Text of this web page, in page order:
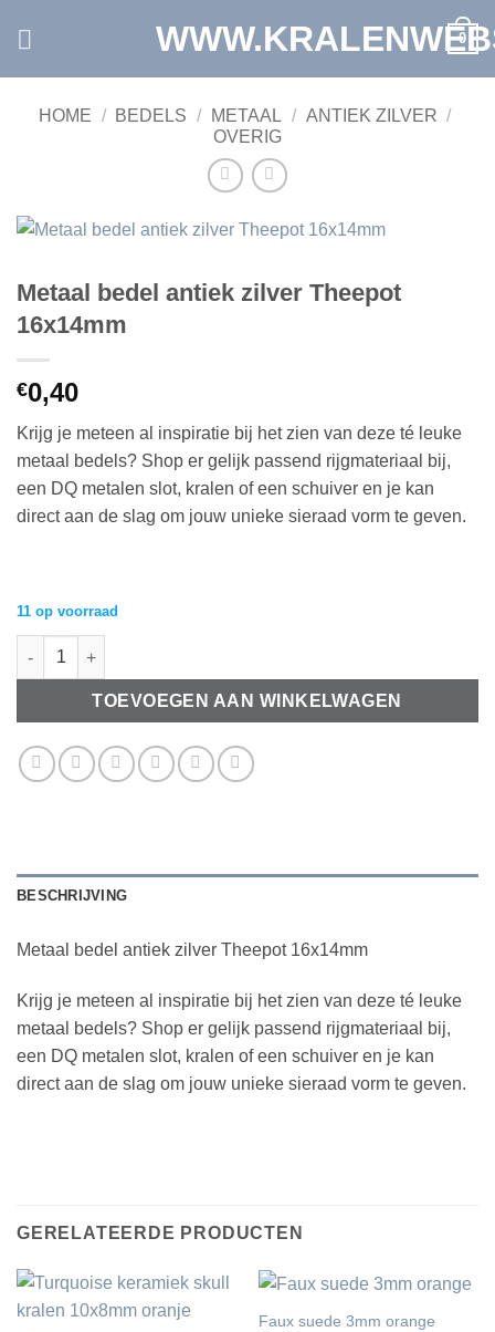
0
HOME / BEDELS / METAAL / ANTIEK ZILVER /
OVERIG
Metaal bedel antiek zilver Theepot
16x14mm
€0,40
Krijg je meteen al inspiratie bij het zien van deze té leuke
metaal bedels? Shop er gelijk passend rijgmateriaal bij,
een DQ metalen slot, kralen of een schuiver en je kan
direct aan de slag om jouw unieke sieraad vorm te geven.
11 op voorraad
Metaal bedel antiek zilver Theepot 16x14mm aantal
TOEVOEGEN AAN WINKELWAGEN
BESCHRIJVING
Metaal bedel antiek zilver Theepot 16x14mm
Krijg je meteen al inspiratie bij het zien van deze té leuke
metaal bedels? Shop er gelijk passend rijgmateriaal bij,
een DQ metalen slot, kralen of een schuiver en je kan
direct aan de slag om jouw unieke sieraad vorm te geven.
GERELATEERDE PRODUCTEN
Faux suede 3mm orange